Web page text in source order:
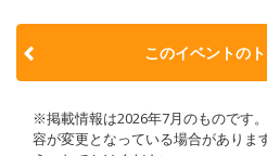
このイベントの
※掲載情報は2026年7月のものです
容が変更となっている場合がありま